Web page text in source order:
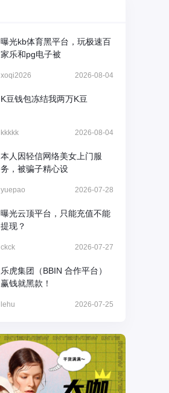
曝光kb体育黑平台，玩极速百
家乐和pg电子被
xoqi2026 2026-08-04
K豆钱包冻结我两万K豆
kkkkk 2026-08-04
本人因轻信网络美女上门服
务，被骗子精心设
yuepao 2026-07-28
曝光云顶平台，只能充值不能
提现？
ckck 2026-07-27
乐虎集团（BBIN 合作平台）
赢钱就黑款！
lehu 2026-07-25